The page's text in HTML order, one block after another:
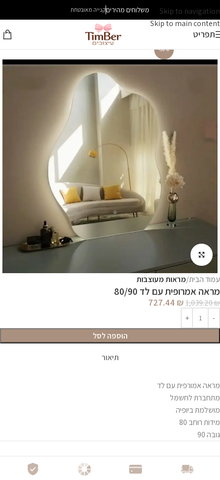
Skip to navigation
Skip to main content
משלוחים מהיריםקנייה מאובטחת
תפריט
עמוד הבית מראות מעוצבות
מראה אמרופית עם לד 80/90
1,039.20₪
727.44 ₪
הוספה לסל
תיאור
מראה אמורפית עם לד
מתחברת לחשמל
מושלמת ביופיה
מידות רוחב 80
גובה 90
-30%
לחץ להגדלה